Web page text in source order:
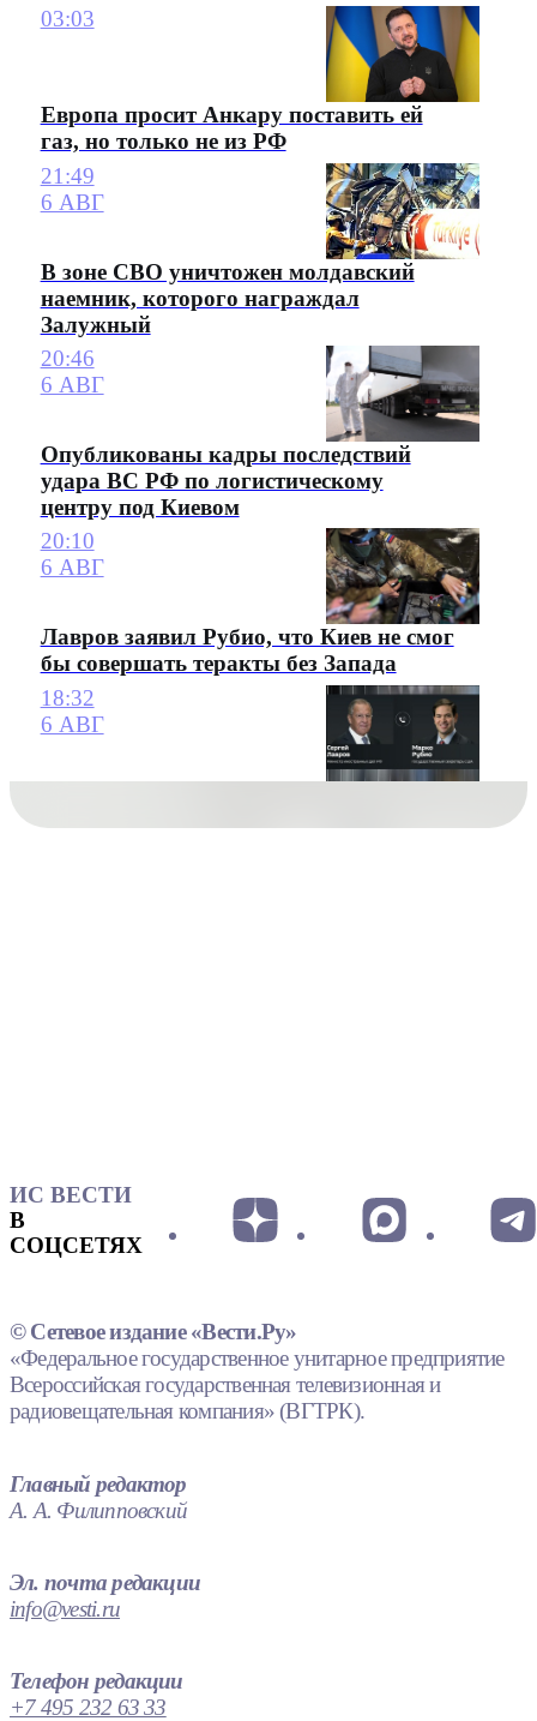
03:03
Европа просит Анкару поставить ей
газ, но только не из РФ
21:49
6 АВГ
В зоне СВО уничтожен молдавский
наемник, которого награждал
Залужный
20:46
6 АВГ
Опубликованы кадры последствий
удара ВС РФ по логистическому
центру под Киевом
20:10
6 АВГ
Лавров заявил Рубио, что Киев не смог
бы совершать теракты без Запада
18:32
6 АВГ
ИС ВЕСТИ
В
СОЦСЕТЯХ
© Сетевое издание «Вести.Ру»
«Федеральное государственное унитарное предприятие
Всероссийская государственная телевизионная и
радиовещательная компания» (ВГТРК).
Главный редактор
А. А. Филипповский
Эл. почта редакции
info@vesti.ru
Телефон редакции
+7 495 232 63 33